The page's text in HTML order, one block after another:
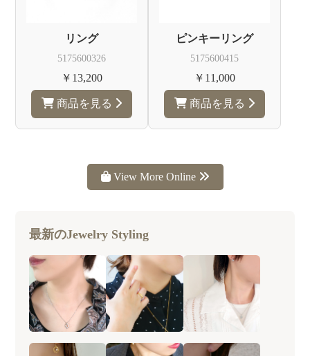
リング
5175600326
￥13,200
商品を見る
ピンキーリング
5175600415
￥11,000
商品を見る
View More Online
最新のJewelry Styling